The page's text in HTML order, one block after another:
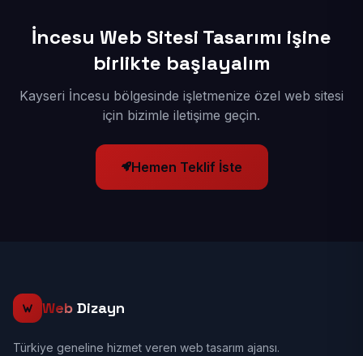
İncesu Web Sitesi Tasarımı işine
birlikte başlayalım
Kayseri İncesu bölgesinde işletmenize özel web sitesi
için bizimle iletişime geçin.
Hemen Teklif İste
Web Dizayn
Türkiye geneline hizmet veren web tasarım ajansı.